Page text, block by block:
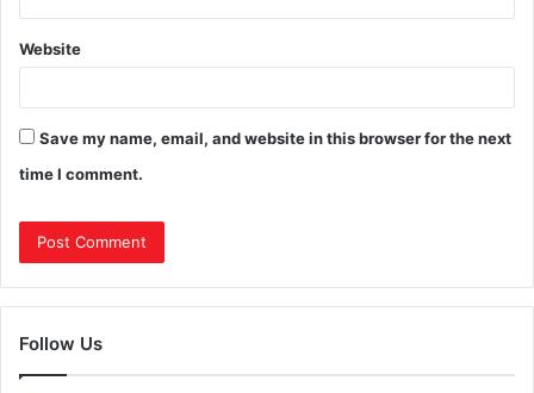
Website
Save my name, email, and website in this browser for the next
time I comment.
Follow Us